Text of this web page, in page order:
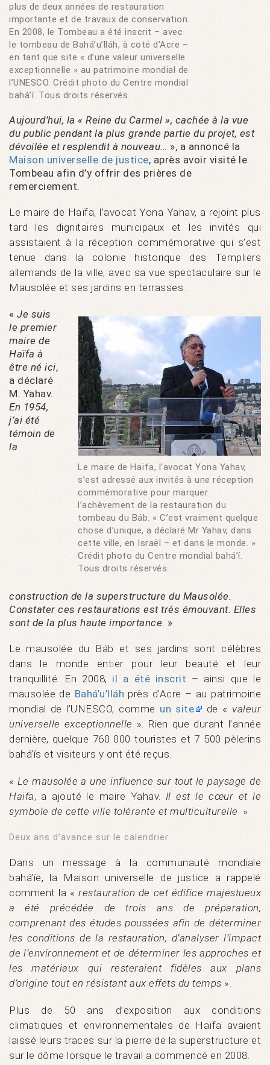
plus de deux années de restauration
importante et de travaux de conservation.
En 2008, le Tombeau a été inscrit – avec
le tombeau de Bahá’u’lláh, à coté d’Acre –
en tant que site « d’une valeur universelle
exceptionnelle » au patrimoine mondial de
l’UNESCO. Crédit photo du Centre mondial
bahá’í. Tous droits réservés.
Aujourd’hui, la « Reine du Carmel », cachée à la vue
du public pendant la plus grande partie du projet, est
dévoilée et resplendit à nouveau… », a annoncé la
Maison universelle de justice, après avoir visité le
Tombeau afin d’y offrir des prières de
remerciement.
Le maire de Haïfa, l’avocat Yona Yahav, a rejoint plus
tard les dignitaires municipaux et les invités qui
assistaient à la réception commémorative qui s’est
tenue dans la colonie historique des Templiers
allemands de la ville, avec sa vue spectaculaire sur le
Mausolée et ses jardins en terrasses.
Le maire de Haïfa, l’avocat Yona Yahav,
s’est adressé aux invités à une réception
commémorative pour marquer
l’achèvement de la restauration du
tombeau du Báb. « C’est vraiment quelque
chose d’unique, a déclaré Mr Yahav, dans
cette ville, en Israël – et dans le monde. »
Crédit photo du Centre mondial bahá’í.
Tous droits réservés.
« Je suis
le premier
maire de
Haïfa à
être né ici,
a déclaré
M. Yahav.
En 1954,
j’ai été
témoin de
la
construction de la superstructure du Mausolée.
Constater ces restaurations est très émouvant. Elles
sont de la plus haute importance. »
Le mausolée du Báb et ses jardins sont célèbres
dans le monde entier pour leur beauté et leur
tranquillité. En 2008, il a été inscrit – ainsi que le
mausolée de Bahá’u’lláh près d’Acre – au patrimoine
mondial de l’UNESCO, comme un site de « valeur
universelle exceptionnelle ». Rien que durant l’année
dernière, quelque 760 000 touristes et 7 500 pèlerins
bahá’ís et visiteurs y ont été reçus.
« Le mausolée a une influence sur tout le paysage de
Haïfa, a ajouté le maire Yahav. Il est le cœur et le
symbole de cette ville tolérante et multiculturelle. »
Deux ans d’avance sur le calendrier
Dans un message à la communauté mondiale
bahá’íe, la Maison universelle de justice a rappelé
comment la «restauration de cet édifice majestueux
a été précédée de trois ans de préparation,
comprenant des études poussées afin de déterminer
les conditions de la restauration, d’analyser l’impact
de l’environnement et de déterminer les approches et
les matériaux qui resteraient fidèles aux plans
d’origine tout en résistant aux effets du temps ».
Plus de 50 ans d’exposition aux conditions
climatiques et environnementales de Haïfa avaient
laissé leurs traces sur la pierre de la superstructure et
sur le dôme lorsque le travail a commencé en 2008.